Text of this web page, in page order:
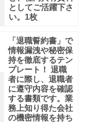
としてご活躍下さ
い。1枚
「退職誓約書」で
情報漏洩や秘密保
持を徹底するテン
プレート！ 退職
者に際し、退職者
に遵守内容を確認
する書類です。業
務上知り得た会社
の機密情報を持ち